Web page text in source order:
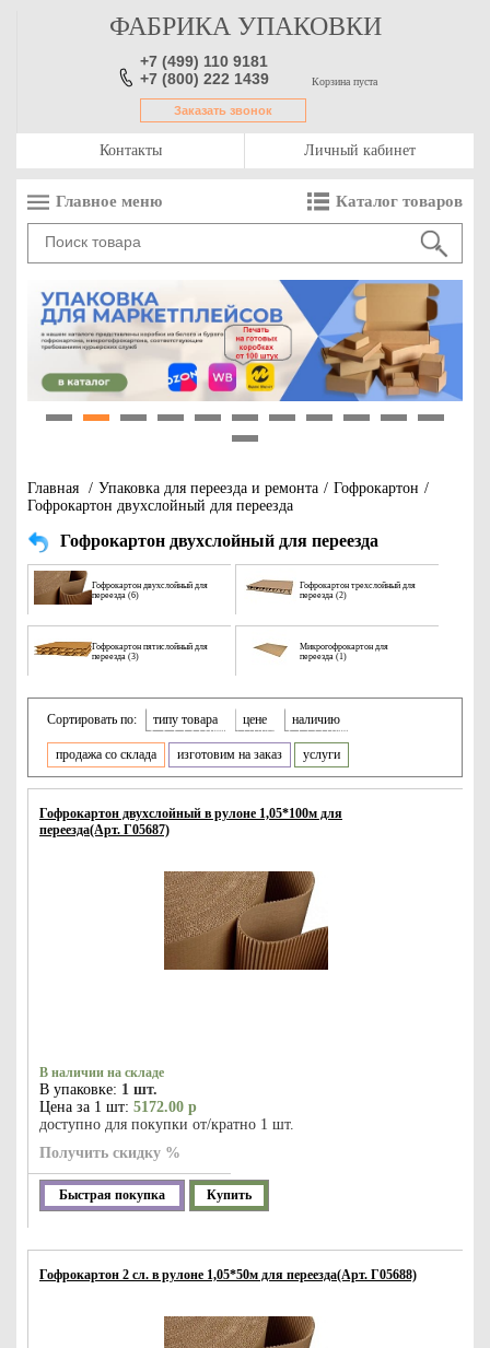
ФАБРИКА УПАКОВКИ
+7 (499) 110 9181
+7 (800) 222 1439
Заказать звонок
Корзина пуста
Контакты Личный кабинет
Главное меню Каталог товаров
Главная / Упаковка для переезда и ремонта / Гофрокартон /
Гофрокартон двухслойный для переезда
Гофрокартон двухслойный для переезда
Гофрокартон двухслойный для
переезда (6)
Гофрокартон трехслойный для
переезда (2)
Гофрокартон пятислойный для
переезда (3)
Микрогофрокартон для
переезда (1)
Сортировать по: типу товара цене наличию
продажа со склада изготовим на заказ услуги
Гофрокартон двухслойный в рулоне 1,05*100м для
переезда(Арт. Г05687)
В наличии на складе
В упаковке: 1 шт.
Цена за 1 шт: 5172.00 р
доступно для покупки от/кратно 1 шт.
Получить скидку %
Быстрая покупка Купить
Гофрокартон 2 сл. в рулоне 1,05*50м для переезда(Арт. Г05688)